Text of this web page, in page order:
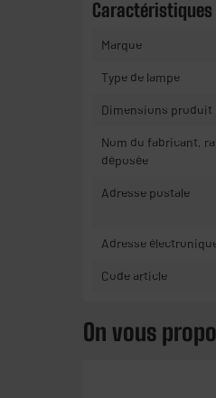
Caractéristiques
Marque
Type de lampe
Dimensions produit
Nom du fabricant,
déposée
Adresse postale
Adresse
Code article
On vous